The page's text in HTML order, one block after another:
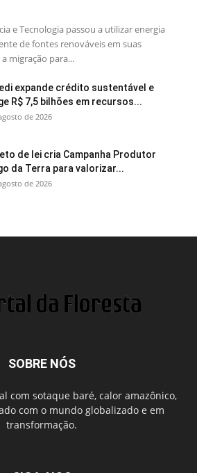
e Tecnologia passou a utilizar energia
de fontes renováveis em suas
migração para...
expande crédito sustentável e
R$ 7,5 bilhões em recursos...
de 2026
de lei cria Campanha Produtor
da Terra para valorizar...
de 2026
SOBRE NÓS
com sotaque baré, calor amazônico,
com o mundo globalizado e em
transformação.